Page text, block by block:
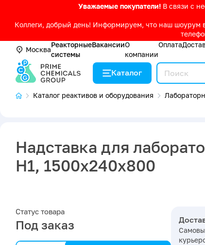
Уважаемые покупатели! В связи с
Коллеги, добрый день! Информируем, что наш шоурум
Москва
Реакторные
системы
ВакансииО
компании
Оплата
Каталог
Каталог реактивов и оборудования
Надставка для
Н1, 1500х240х800
Статус товара
Под заказ